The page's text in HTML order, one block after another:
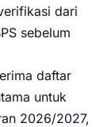
dari
sebelum
daftar
untuk
2026/2027,